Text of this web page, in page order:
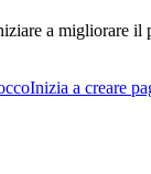
a migliorare il
Inizia a creare